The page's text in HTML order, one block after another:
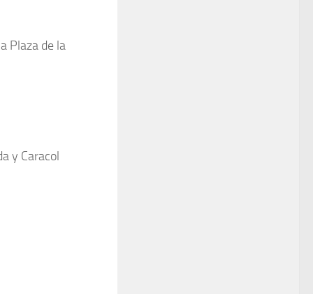
Plaza de la
y Caracol